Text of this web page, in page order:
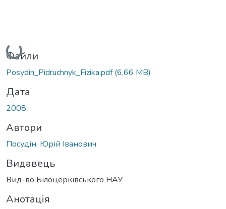
Вантажиться...
Файли
Posydin_Pidruchnyk_Fizika.pdf(6,66 MB)
Дата
2008
Автори
Посудін, Юрій Іванович
Видавець
Вид-во Білоцерківського НАУ
Анотація